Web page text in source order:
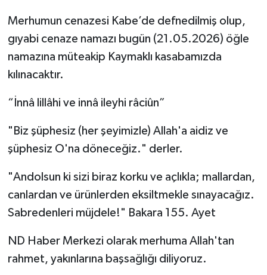
Merhumun cenazesi Kabe’de defnedilmiş olup,
gıyabi cenaze namazı bugün (21.05.2026) öğle
namazına müteakip Kaymaklı kasabamızda
kılınacaktır.
“İnnâ lillâhi ve innâ ileyhi râciûn”
"Biz şüphesiz (her şeyimizle) Allah'a aidiz ve
şüphesiz O'na döneceğiz." derler.
"Andolsun ki sizi biraz korku ve açlıkla; mallardan,
canlardan ve ürünlerden eksiltmekle sınayacağız.
Sabredenleri müjdele!" Bakara 155. Ayet
ND Haber Merkezi olarak merhuma Allah'tan
rahmet, yakınlarına başsağlığı diliyoruz.